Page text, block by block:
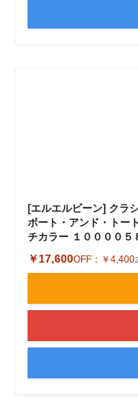
[エルエルビーン] クラ
ボート・アンド・トー
チカラー １００００５
￥17,600OFF： ￥4,400